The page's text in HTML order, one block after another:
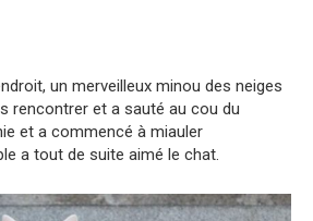
un merveilleux minou des neiges
rencontrer et a sauté au cou du
et a commencé à miauler
a tout de suite aimé le chat.